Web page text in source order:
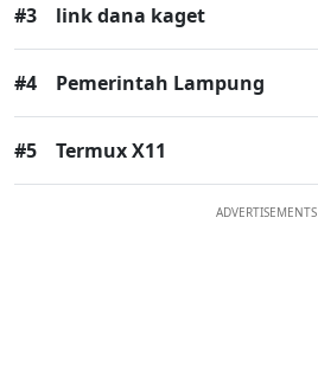
#3 link dana kaget
#4 Pemerintah Lampung
#5 Termux X11
ADVERTISEMENTS